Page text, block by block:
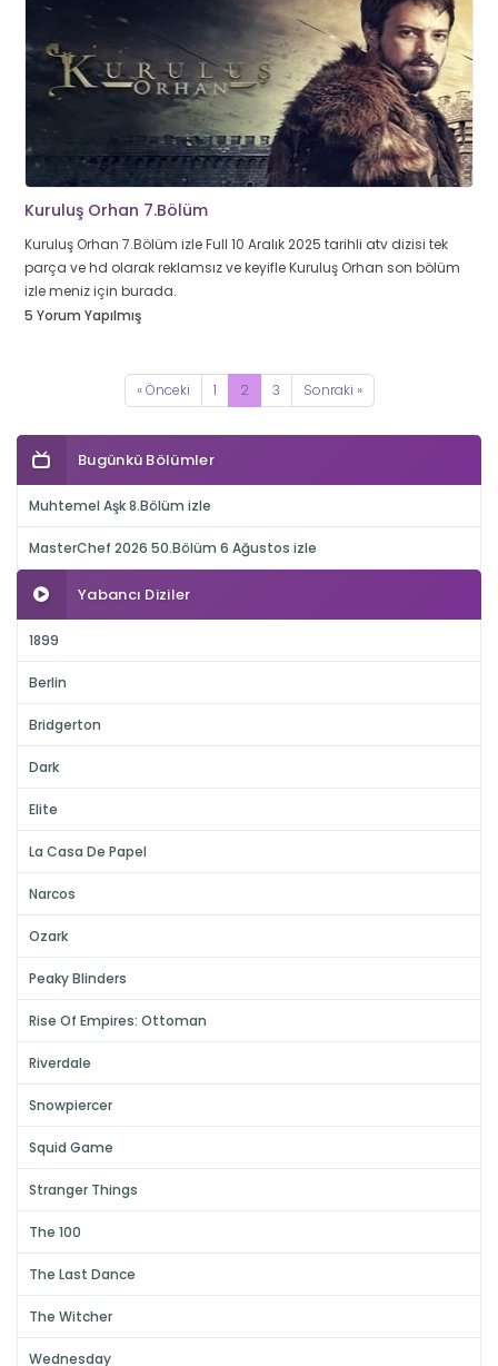
Kuruluş Orhan 7.Bölüm
Kuruluş Orhan 7.Bölüm izle Full 10 Aralık 2025 tarihli atv dizisi tek
parça ve hd olarak reklamsız ve keyifle Kuruluş Orhan son bölüm
izle meniz için burada.
5 Yorum Yapılmış
« Önceki 1 2 3 Sonraki »
Bugünkü Bölümler
Muhtemel Aşk 8.Bölüm izle
MasterChef 2026 50.Bölüm 6 Ağustos izle
Yabancı Diziler
1899
Berlin
Bridgerton
Dark
Elite
La Casa De Papel
Narcos
Ozark
Peaky Blinders
Rise Of Empires: Ottoman
Riverdale
Snowpiercer
Squid Game
Stranger Things
The 100
The Last Dance
The Witcher
Wednesday